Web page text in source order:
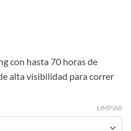
con hasta 70 horas de
alta visibilidad para correr
LIMPIAR